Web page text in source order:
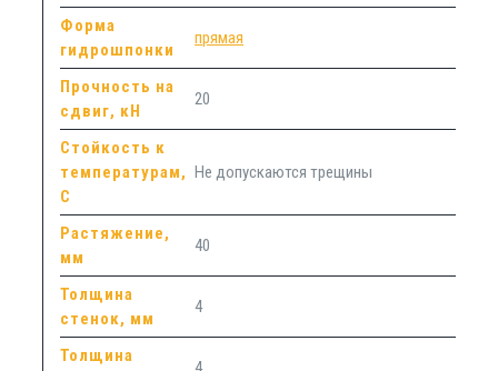
Форма
гидрошпонки
прямая
Прочность на
сдвиг, кН
20
Стойкость к
температурам,
С
Не допускаются трещины
Растяжение,
мм
40
Толщина
стенок, мм
4
Толщина